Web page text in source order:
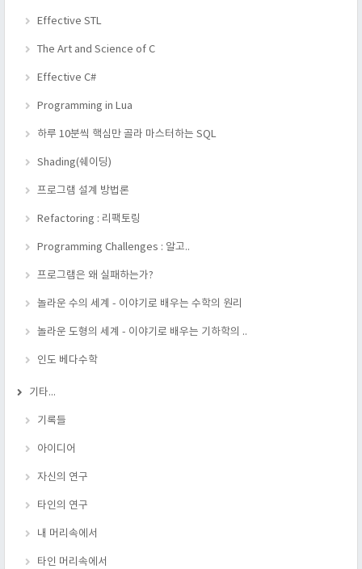
Effective STL
The Art and Science of C
Effective C#
Programming in Lua
하루 10분씩 핵심만 골라 마스터하는 SQL
Shading(쉐이딩)
프로그램 설계 방법론
Refactoring : 리팩토링
Programming Challenges : 알고..
프로그램은 왜 실패하는가?
놀라운 수의 세계 - 이야기로 배우는 수학의 원리
놀라운 도형의 세계 - 이야기로 배우는 기하학의 ..
인도 베다수학
기타...
기록들
아이디어
자신의 연구
타인의 연구
내 머리속에서
타인 머리속에서